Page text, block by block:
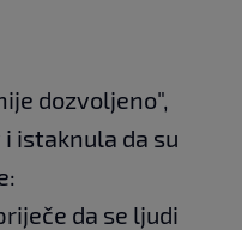
dozvoljeno",
istaknula da su
da se ljudi